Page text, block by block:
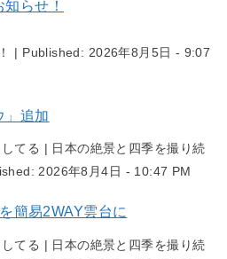
らせ！
| Published: 2026年8月5日 - 9:07
」追加
てる | 日本の絶景と四季を撮り続
2026年8月4日 - 10:47 PM
簡易2WAY雲台に
てる | 日本の絶景と四季を撮り続